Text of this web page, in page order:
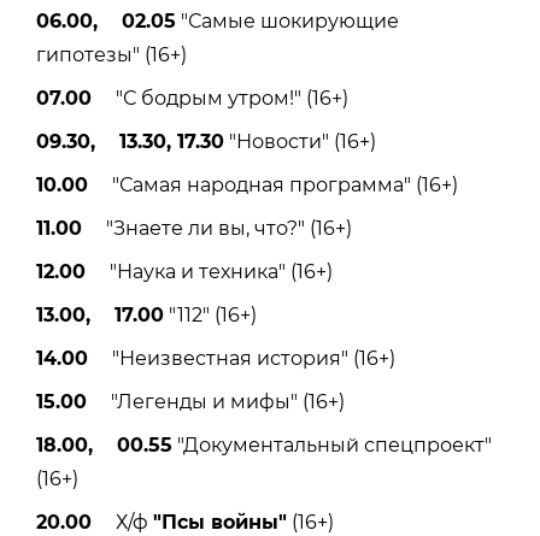
06.00, 02.05 "Самые шокирующие
гипотезы" (16+)
07.00 "С бодрым утром!" (16+)
09.30, 13.30, 17.30 "Новости" (16+)
10.00 "Самая народная программа" (16+)
11.00 "Знаете ли вы, что?" (16+)
12.00 "Наука и техника" (16+)
13.00, 17.00 "112" (16+)
14.00 "Неизвестная история" (16+)
15.00 "Легенды и мифы" (16+)
18.00, 00.55 "Документальный спецпроект"
(16+)
20.00 Х/ф "Псы войны" (16+)